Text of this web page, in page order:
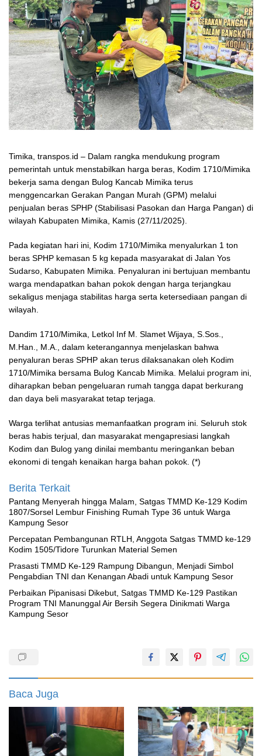
Timika, transpos.id – Dalam rangka mendukung program
pemerintah untuk menstabilkan harga beras, Kodim 1710/Mimika
bekerja sama dengan Bulog Kancab Mimika terus
menggencarkan Gerakan Pangan Murah (GPM) melalui
penjualan beras SPHP (Stabilisasi Pasokan dan Harga Pangan) di
wilayah Kabupaten Mimika, Kamis (27/11/2025).
Pada kegiatan hari ini, Kodim 1710/Mimika menyalurkan 1 ton
beras SPHP kemasan 5 kg kepada masyarakat di Jalan Yos
Sudarso, Kabupaten Mimika. Penyaluran ini bertujuan membantu
warga mendapatkan bahan pokok dengan harga terjangkau
sekaligus menjaga stabilitas harga serta ketersediaan pangan di
wilayah.
Dandim 1710/Mimika, Letkol Inf M. Slamet Wijaya, S.Sos.,
M.Han., M.A., dalam keterangannya menjelaskan bahwa
penyaluran beras SPHP akan terus dilaksanakan oleh Kodim
1710/Mimika bersama Bulog Kancab Mimika. Melalui program ini,
diharapkan beban pengeluaran rumah tangga dapat berkurang
dan daya beli masyarakat tetap terjaga.
Warga terlihat antusias memanfaatkan program ini. Seluruh stok
beras habis terjual, dan masyarakat mengapresiasi langkah
Kodim dan Bulog yang dinilai membantu meringankan beban
ekonomi di tengah kenaikan harga bahan pokok. (*)
Berita Terkait
Pantang Menyerah hingga Malam, Satgas TMMD Ke-129 Kodim
1807/Sorsel Lembur Finishing Rumah Type 36 untuk Warga
Kampung Sesor
Percepatan Pembangunan RTLH, Anggota Satgas TMMD ke-129
Kodim 1505/Tidore Turunkan Material Semen
Prasasti TMMD Ke-129 Rampung Dibangun, Menjadi Simbol
Pengabdian TNI dan Kenangan Abadi untuk Kampung Sesor
Perbaikan Pipanisasi Dikebut, Satgas TMMD Ke-129 Pastikan
Program TNI Manunggal Air Bersih Segera Dinikmati Warga
Kampung Sesor
Baca Juga